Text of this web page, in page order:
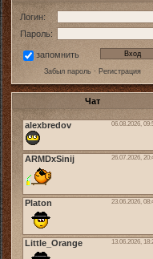
Логин:
Пароль:
запомнить
Забыл пароль· Регистрация
Чат